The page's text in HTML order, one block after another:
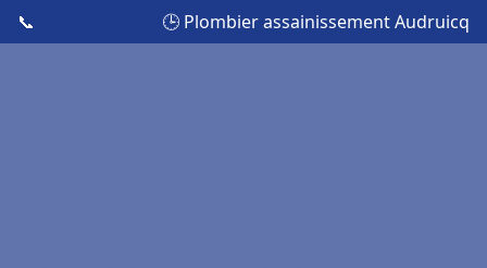
📞 🕒 Plombier assainissement Audruicq